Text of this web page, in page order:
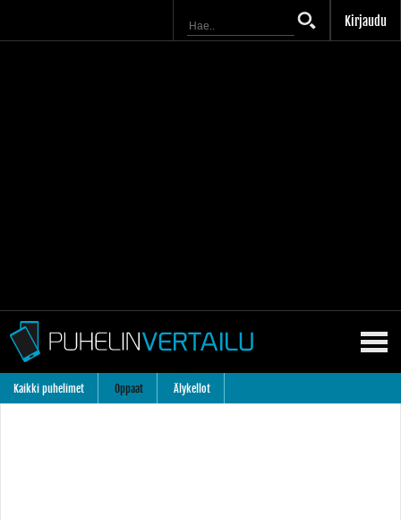
Kirjaudu
Kaikki puhelimet Oppaat Älykellot